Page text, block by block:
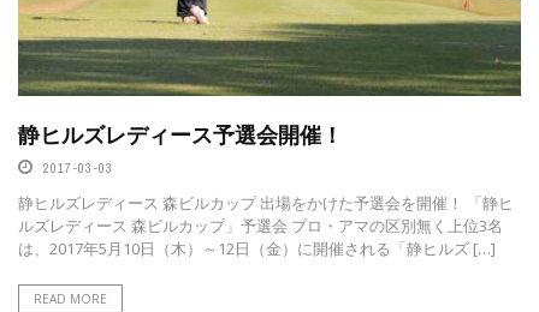
静ヒルズレディース予選会開催！
2017-03-03
静ヒルズレディース 森ビルカップ 出場をかけた予選会を開催！ 「静ヒ
ルズレディース 森ビルカップ」予選会 プロ・アマの区別無く上位3名
は、2017年5月10日（木）～12日（金）に開催される「静ヒルズ […]
READ MORE